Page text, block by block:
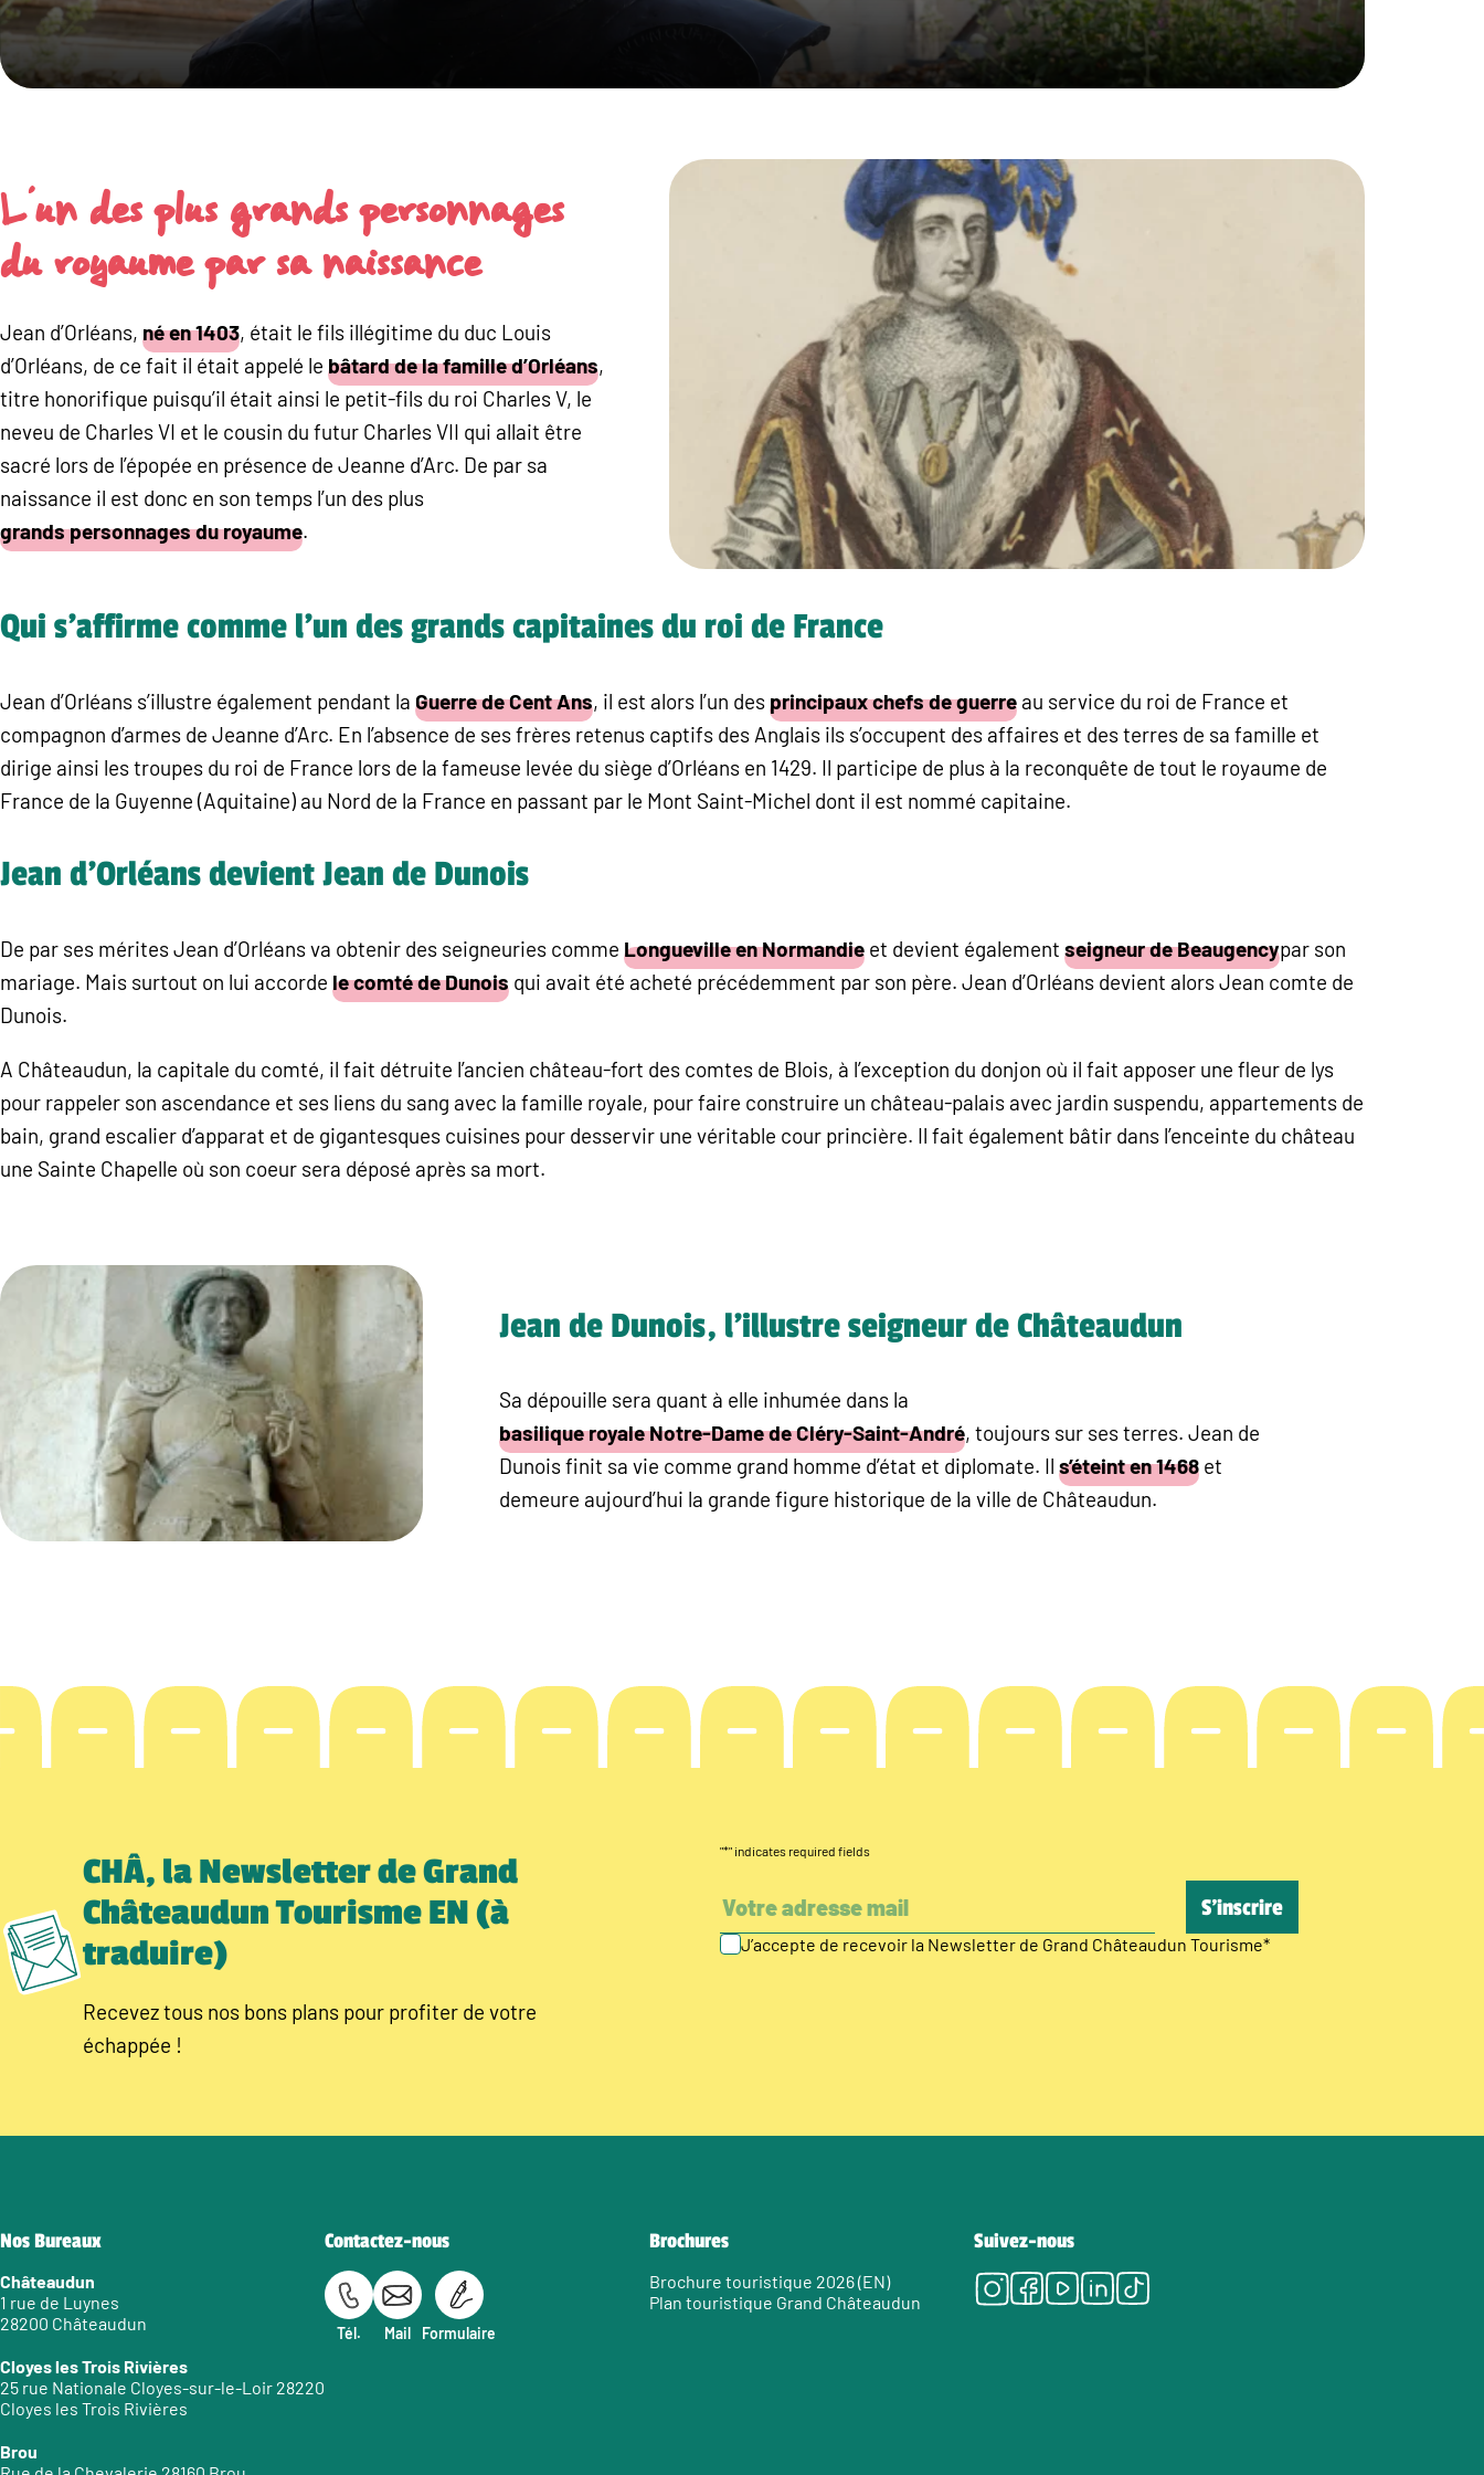
L’un des plus grands personnages
du royaume par sa naissance
Jean d’Orléans, né en 1403, était le fils illégitime du duc Louis
d’Orléans, de ce fait il était appelé le bâtard de la famille d’Orléans,
titre honorifique puisqu’il était ainsi le petit-fils du roi Charles V, le
neveu de Charles VI et le cousin du futur Charles VII qui allait être
sacré lors de l’épopée en présence de Jeanne d’Arc. De par sa
naissance il est donc en son temps l’un des plus
grands personnages du royaume.
Qui s’affirme comme l’un des grands capitaines du roi de France
Jean d’Orléans s’illustre également pendant la Guerre de Cent Ans, il est alors l’un desprincipaux chefs de guerre au service du roi de France et
compagnon d’armes de Jeanne d’Arc. En l’absence de ses frères retenus captifs des Anglais ils s’occupent des affaires et des terres de sa famille et
dirige ainsi les troupes du roi de France lors de la fameuse levée du siège d’Orléans en 1429. Il participe de plus à la reconquête de tout le royaume de
France de la Guyenne (Aquitaine) au Nord de la France en passant par le Mont Saint-Michel dont il est nommé capitaine.
Jean d’Orléans devient Jean de Dunois
De par ses mérites Jean d’Orléans va obtenir des seigneuries comme Longueville en Normandie et devient également seigneur de Beaugencypar son
mariage. Mais surtout on lui accorde le comté de Dunois qui avait été acheté précédemment par son père. Jean d’Orléans devient alors Jean comte de
Dunois.
A Châteaudun, la capitale du comté, il fait détruite l’ancien château-fort des comtes de Blois, à l’exception du donjon où il fait apposer une fleur de lys
pour rappeler son ascendance et ses liens du sang avec la famille royale, pour faire construire un château-palais avec jardin suspendu, appartements de
bain, grand escalier d’apparat et de gigantesques cuisines pour desservir une véritable cour princière. Il fait également bâtir dans l’enceinte du château
une Sainte Chapelle où son coeur sera déposé après sa mort.
Jean de Dunois, l’illustre seigneur de Châteaudun
Sa dépouille sera quant à elle inhumée dans la
basilique royale Notre-Dame de Cléry-Saint-André, toujours sur ses terres. Jean de
Dunois finit sa vie comme grand homme d’état et diplomate. Il s’éteint en 1468et
demeure aujourd’hui la grande figure historique de la ville de Châteaudun.
CHÂ, la Newsletter de Grand
Châteaudun Tourisme EN (à
traduire)
Recevez tous nos bons plans pour profiter de votre
échappée !
"*" indicates required fields
J’accepte de recevoir la Newsletter de Grand Châteaudun Tourisme*
Nos Bureaux
Châteaudun
1 rue de Luynes
28200 Châteaudun
Cloyes les Trois Rivières
25 rue Nationale Cloyes-sur-le-Loir 28220
Cloyes les Trois Rivières
Brou
Contactez-nous
Tél. Mail Formulaire
Brochures
Brochure touristique 2026 (EN)
Plan touristique Grand Châteaudun
Suivez-nous
Instagram
Facebook
Youtube
LinkedIn
Tiktok